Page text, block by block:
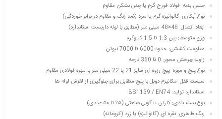
جنس بدنه: فولاد فورج گرم یا چدن نشکن مقاوم
نوع آبکاری: گالوانیزه گرم یا سرد (ضد زنگ و مقاوم در برابر خوردگی)
ابعاد اتصال: 48×48 میلی متر (مطابق با لوله داربست استاندارد)
وزن متوسط: بین 1.3 تا 1.5 کیلوگرم
مقاومت کششی: حدود 6000 تا 7000 نیوتن
زاویه چرخش محور: 0 تا 360 درجه
نوع پیچ و مهره: پیچ رزوه ای سایز 21 یا 22 میلی متر با مهره فولادی مقاوم
سیستم قفل: مکانیزم دوبل با پیچ متقابل برای جلوگیری از لغزش لوله ها
استاندارد تولید: BS1139 / EN74
نوع بسته بندی: کارتن یا گونی صنعتی (۲۵ تا ۵۰ عددی)
رنگ ظاهری: نقره ای (گالوانیزه) یا زرد (کروماته)